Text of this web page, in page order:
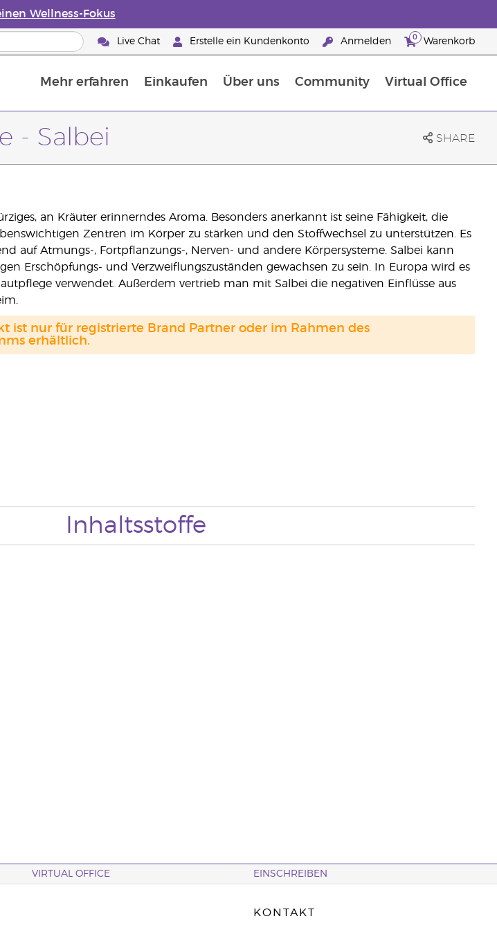
Wellness-Fokus
Live Chat Erstelle ein Kundenkonto Anmelden 0 Warenkorb
Mehr erfahren Einkaufen Über uns Community Virtual Office
- Salbei SHARE
an Kräuter erinnerndes Aroma. Besonders anerkannt ist seine Fähigkeit, die
Zentren im Körper zu stärken und den Stoffwechsel zu unterstützen. Es
auf Atmungs-, Fortpflanzungs-, Nerven- und andere Körpersysteme. Salbei kann
Erschöpfungs- und Verzweiflungszuständen gewachsen zu sein. In Europa wird es
verwendet. Außerdem vertrieb man mit Salbei die negativen Einflüsse aus
ist nur für registrierte Brand Partner oder im Rahmen des
erhältlich.
Inhaltsstoffe
VIRTUAL OFFICE EINSCHREIBEN
KONTAKT